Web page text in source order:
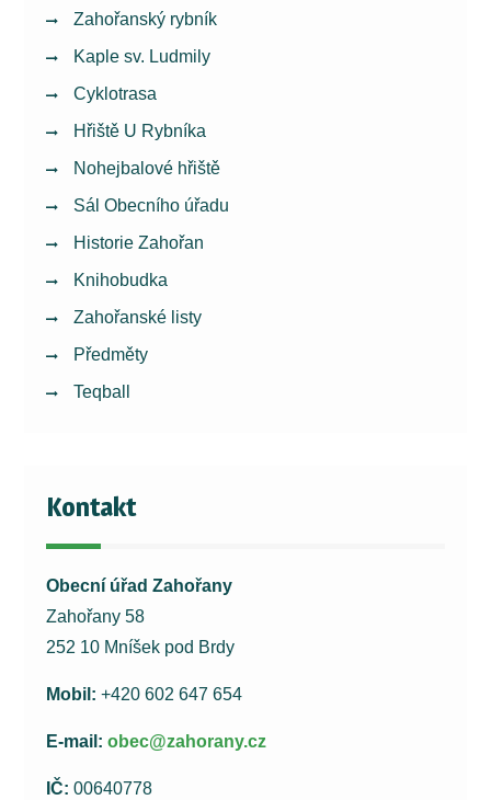
Zahořanský rybník
Kaple sv. Ludmily
Cyklotrasa
Hřiště U Rybníka
Nohejbalové hřiště
Sál Obecního úřadu
Historie Zahořan
Knihobudka
Zahořanské listy
Předměty
Teqball
Kontakt
Obecní úřad Zahořany
Zahořany 58
252 10 Mníšek pod Brdy
Mobil: +420 602 647 654
E-mail: obec@zahorany.cz
IČ: 00640778